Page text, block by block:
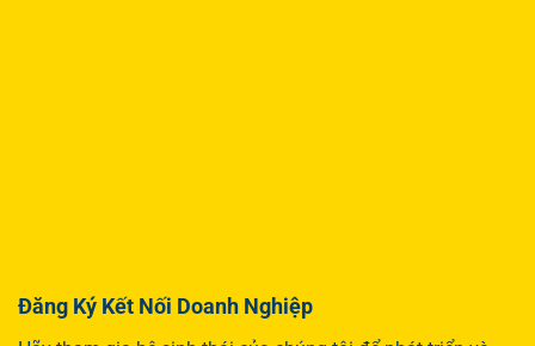
Đăng Ký Kết Nối Doanh Nghiệp